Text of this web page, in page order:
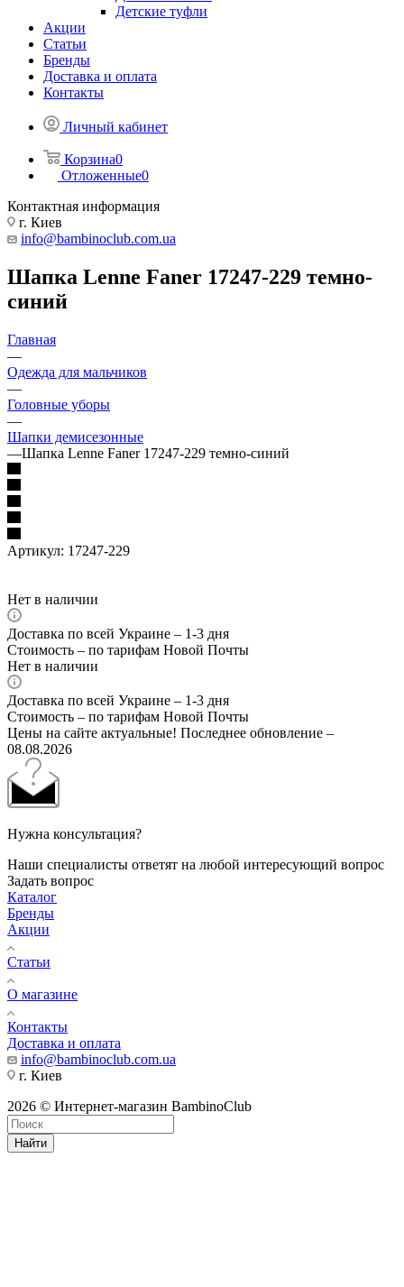
Детские туфли
Акции
Статьи
Бренды
Доставка и оплата
Контакты
Личный кабинет
Корзина0
Отложенные0
Контактная информация
г. Киев
info@bambinoclub.com.ua
Шапка Lenne Faner 17247-229 темно-
синий
Главная
—
Одежда для мальчиков
—
Головные уборы
—
Шапки демисезонные
—Шапка Lenne Faner 17247-229 темно-синий
Артикул: 17247-229
Нет в наличии
Доставка по всей Украине – 1-3 дня
Стоимость – по тарифам Новой Почты
Нет в наличии
Доставка по всей Украине – 1-3 дня
Стоимость – по тарифам Новой Почты
Цены на сайте актуальные! Последнее обновление –
08.08.2026
Нужна консультация?
Наши специалисты ответят на любой интересующий вопрос
Задать вопрос
Каталог
Бренды
Акции
Статьи
О магазине
Контакты
Доставка и оплата
info@bambinoclub.com.ua
г. Киев
2026 © Интернет-магазин BambinoClub
Найти